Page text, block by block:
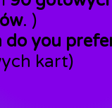
. )
do you
kart)